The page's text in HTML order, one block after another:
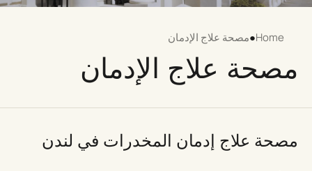
Home
●مصحة علاج الإدمان
مصحة علاج الإدمان
مصحة علاج إدمان المخدرات في لندن